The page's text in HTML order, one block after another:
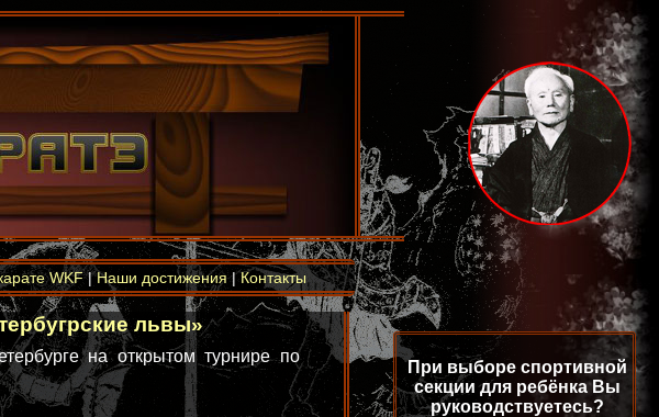
WKF|Наши достижения|Контакты
львы»
на открытом турнире по
При выборе спортивной
секции для ребёнка Вы
руководствуетесь?